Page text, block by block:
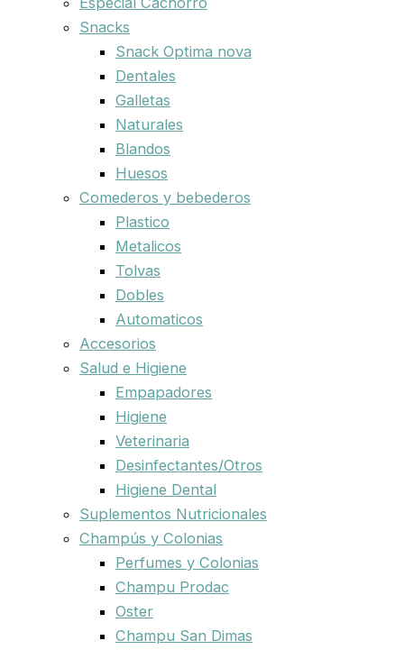
Snacks
Snack Optima nova
Dentales
Galletas
Naturales
Blandos
Huesos
Comederos y bebederos
Plastico
Metalicos
Tolvas
Dobles
Automaticos
Accesorios
Salud e Higiene
Empapadores
Higiene
Veterinaria
Desinfectantes/Otros
Higiene Dental
Suplementos Nutricionales
Champús y Colonias
Perfumes y Colonias
Champu Prodac
Oster
Champu San Dimas